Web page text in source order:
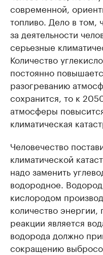
современной,
топливо. Дело в том,
за деятельности
серьезные
Количество
постоянно
разогреванию
сохранится, то к
атмосферы
климатическая
Человечество
климатической
надо заменить
водородное.
кислородом
количество
реакции является
водорода должно
сокращению